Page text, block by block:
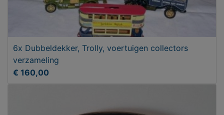
6x Dubbeldekker, Trolly, voertuigen collectors
verzameling
€ 160,00